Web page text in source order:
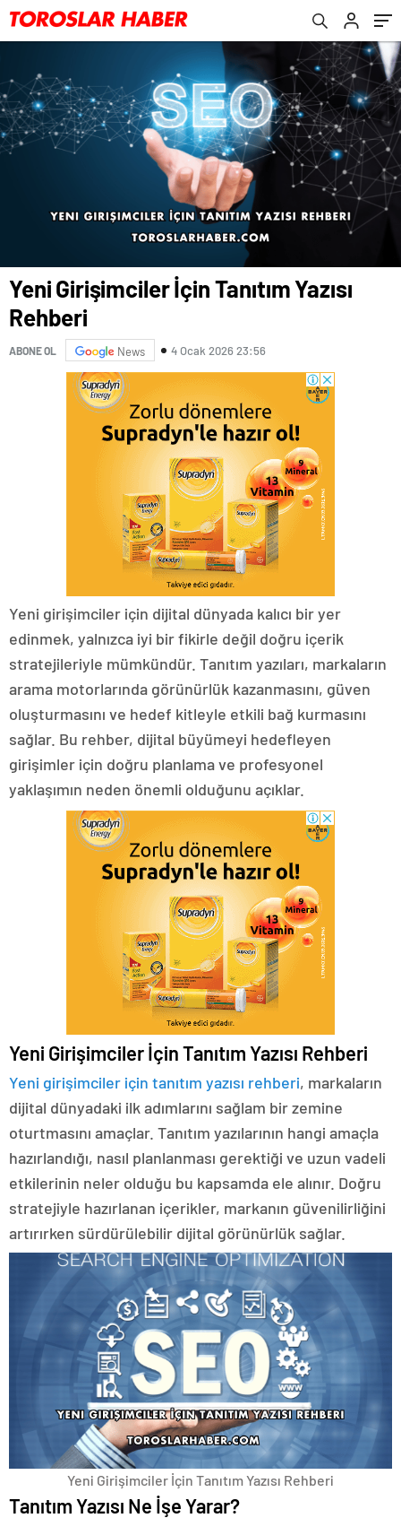
Yeni Girişimciler İçin Tanıtım Yazısı
Rehberi
ABONE OL News 4 Ocak 2026 23:56
Yeni girişimciler için dijital dünyada kalıcı bir yer
edinmek, yalnızca iyi bir fikirle değil doğru içerik
stratejileriyle mümkündür. Tanıtım yazıları, markaların
arama motorlarında görünürlük kazanmasını, güven
oluşturmasını ve hedef kitleyle etkili bağ kurmasını
sağlar. Bu rehber, dijital büyümeyi hedefleyen
girişimler için doğru planlama ve profesyonel
yaklaşımın neden önemli olduğunu açıklar.
Yeni Girişimciler İçin Tanıtım Yazısı Rehberi
Yeni girişimciler için tanıtım yazısı rehberi, markaların
dijital dünyadaki ilk adımlarını sağlam bir zemine
oturtmasını amaçlar. Tanıtım yazılarının hangi amaçla
hazırlandığı, nasıl planlanması gerektiği ve uzun vadeli
etkilerinin neler olduğu bu kapsamda ele alınır. Doğru
stratejiyle hazırlanan içerikler, markanın güvenilirliğini
artırırken sürdürülebilir dijital görünürlük sağlar.
Yeni Girişimciler İçin Tanıtım Yazısı Rehberi
Tanıtım Yazısı Ne İşe Yarar?